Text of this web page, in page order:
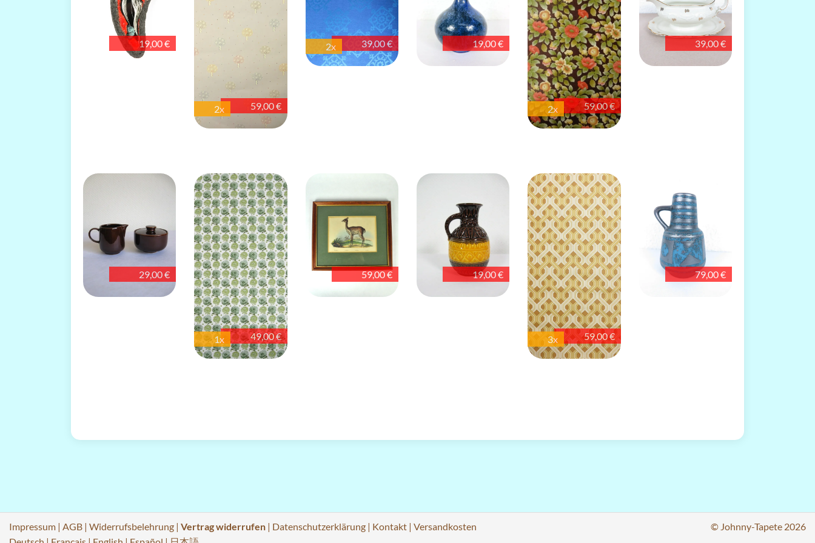
19,00 €
59,00 €
2x
39,00 €
2x 19,00 €
59,00 €
2x
39,00 €
29,00 €
49,00 €
1x
59,00 € 19,00 €
59,00 €
3x
79,00 €
Impressum | AGB | Widerrufsbelehrung | Vertrag widerrufen | Datenschutzerklärung | Kontakt | Versandkosten
© Johnny-Tapete 2026